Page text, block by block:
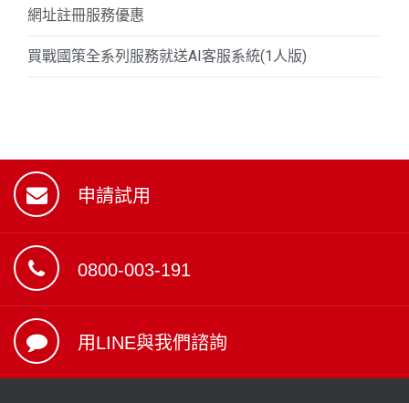
網址註冊服務優惠
買戰國策全系列服務就送AI客服系統(1人版)
申請試用
0800-003-191
用LINE與我們諮詢